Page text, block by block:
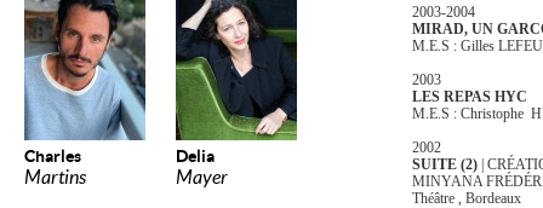
Charles
Martins
Delia
Mayer
2003-2004
MIRAD, UN
M.E.S : Gilles
2003
LES REPAS HYC
M.E.S : Christophe
2002
SUITE (2) |
MINYANA
Théâtre , Bordeaux